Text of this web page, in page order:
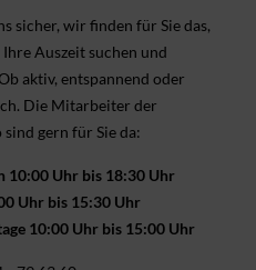
sicher, wir finden für Sie das,
Aus­zeit suchen und
aktiv, ent­spannend oder
Die Mitarbeiter der
gern für Sie da:
10:00 Uhr bis 18:30 Uhr
Uhr bis 15:30 Uhr
10:00 Uhr bis 15:00 Uhr